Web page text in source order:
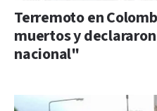
Terremoto en
muertos y
nacional"